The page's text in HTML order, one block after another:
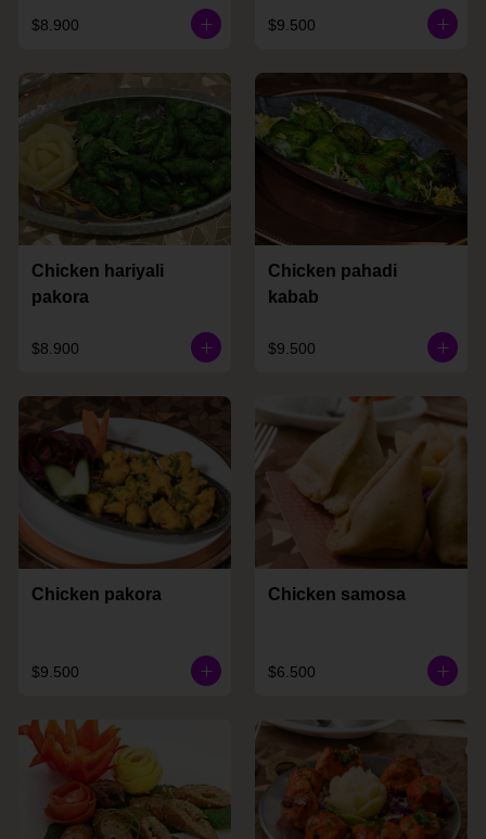
$8.900 $9.500
Chicken hariyali
pakora
$8.900
Chicken pahadi
kabab
$9.500
Chicken pakora
$9.500
Chicken samosa
$6.500